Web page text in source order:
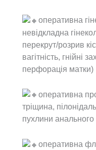
оперативна
невідкладна
перекрут/розрив
вагітність, гнійні
перфорація матки)
оперативна
тріщина,
пухлини анального
оперативна